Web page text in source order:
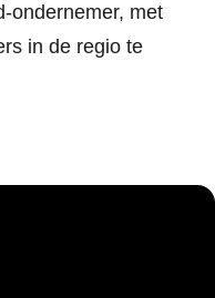
ondernemer, met
in de regio te